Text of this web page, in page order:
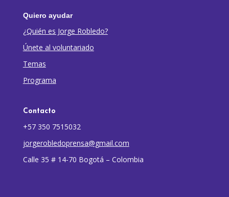
Quiero ayudar
¿Quién es Jorge Robledo?
Únete al voluntariado
Temas
Programa
Contacto
+57 350 7515032
jorgerobledoprensa@gmail.com
Calle 35 # 14-70 Bogotá – Colombia